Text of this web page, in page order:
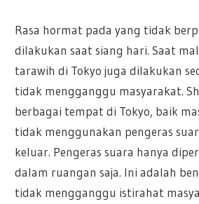
Rasa hormat pada yang tidak
dilakukan saat siang hari. Saat
tarawih di Tokyo juga dilakukan
tidak mengganggu masyarakat.
berbagai tempat di Tokyo, baik
tidak menggunakan pengeras
keluar. Pengeras suara hanya
dalam ruangan saja. Ini adalah
tidak mengganggu istirahat